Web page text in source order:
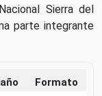
Sierra del
parte integrante
Formato